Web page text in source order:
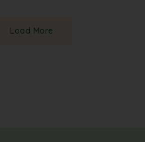
Load More